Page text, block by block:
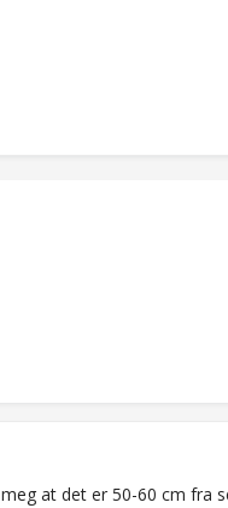
at det er 50-60 cm fra